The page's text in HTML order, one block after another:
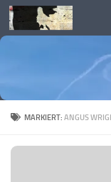
Skip to content
MARKIERT:ANGUS